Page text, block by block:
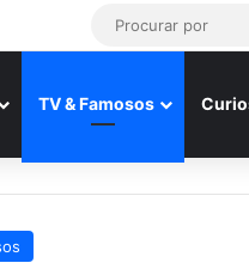
TV & Famosos